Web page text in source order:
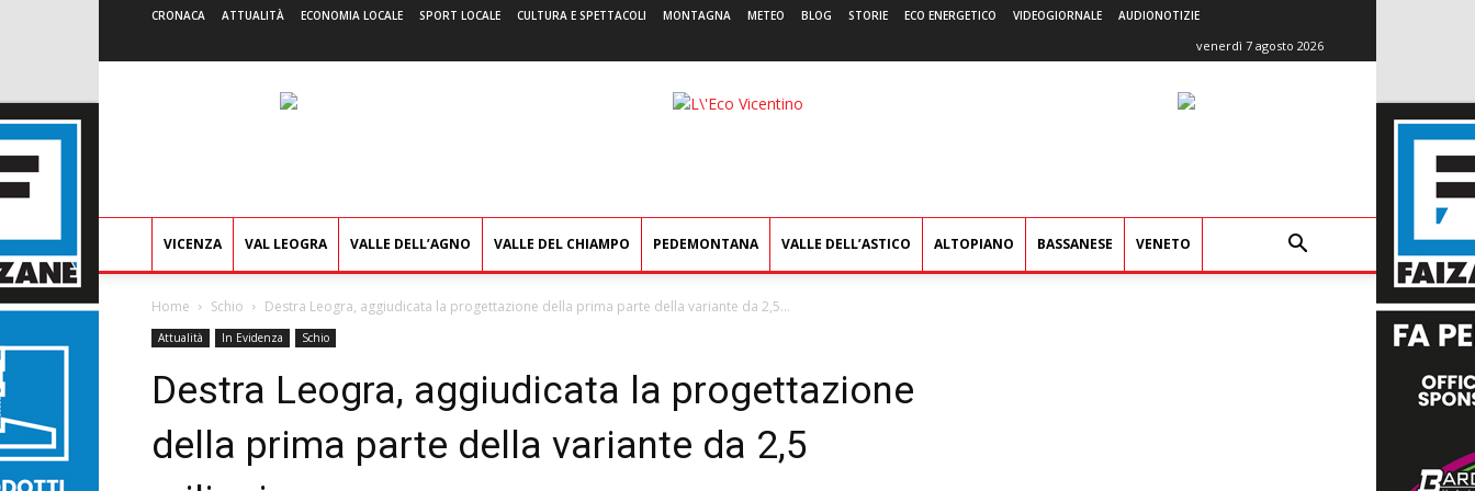
CRONACA ATTUALITÀ ECONOMIA LOCALE SPORT LOCALE CULTURA E SPETTACOLI MONTAGNA METEO BLOG STORIE ECO ENERGETICO VIDEOGIORNALE AUDIONOTIZIE
venerdì 7 agosto 2026
L'Eco
VICENZA VAL LEOGRA VALLE DELL’AGNO VALLE DEL CHIAMPO PEDEMONTANA VALLE DELL’ASTICO ALTOPIANO BASSANESE VENETO
Home Schio Destra Leogra, aggiudicata la progettazione della prima parte della variante da 2,5...
Attualità In Evidenza Schio
Destra Leogra, aggiudicata la progettazione
della prima parte della variante da 2,5